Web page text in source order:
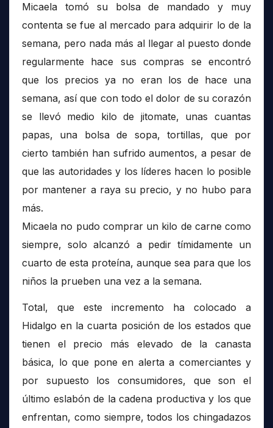
Micaela tomó su bolsa de mandado y muy
contenta se fue al mercado para adquirir lo de la
semana, pero nada más al llegar al puesto donde
regularmente hace sus compras se encontró
que los precios ya no eran los de hace una
semana, así que con todo el dolor de su corazón
se llevó medio kilo de jitomate, unas cuantas
papas, una bolsa de sopa, tortillas, que por
cierto también han sufrido aumentos, a pesar de
que las autoridades y los líderes hacen lo posible
por mantener a raya su precio, y no hubo para
más.
Micaela no pudo comprar un kilo de carne como
siempre, solo alcanzó a pedir tímidamente un
cuarto de esta proteína, aunque sea para que los
niños la prueben una vez a la semana.
Total, que este incremento ha colocado a
Hidalgo en la cuarta posición de los estados que
tienen el precio más elevado de la canasta
básica, lo que pone en alerta a comerciantes y
por supuesto los consumidores, que son el
último eslabón de la cadena productiva y los que
enfrentan, como siempre, todos los chingadazos